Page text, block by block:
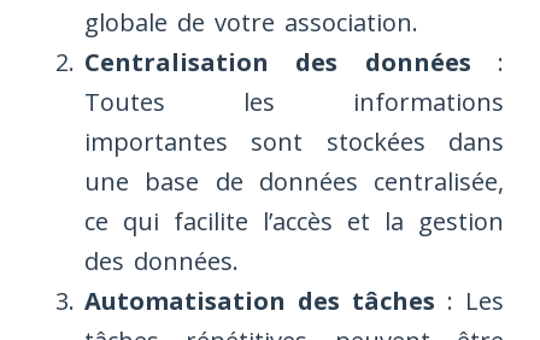
globale de votre association.
Centralisation des données :
Toutes les informations
importantes sont stockées dans
une base de données centralisée,
ce qui facilite l’accès et la gestion
des données.
Automatisation des tâches : Les